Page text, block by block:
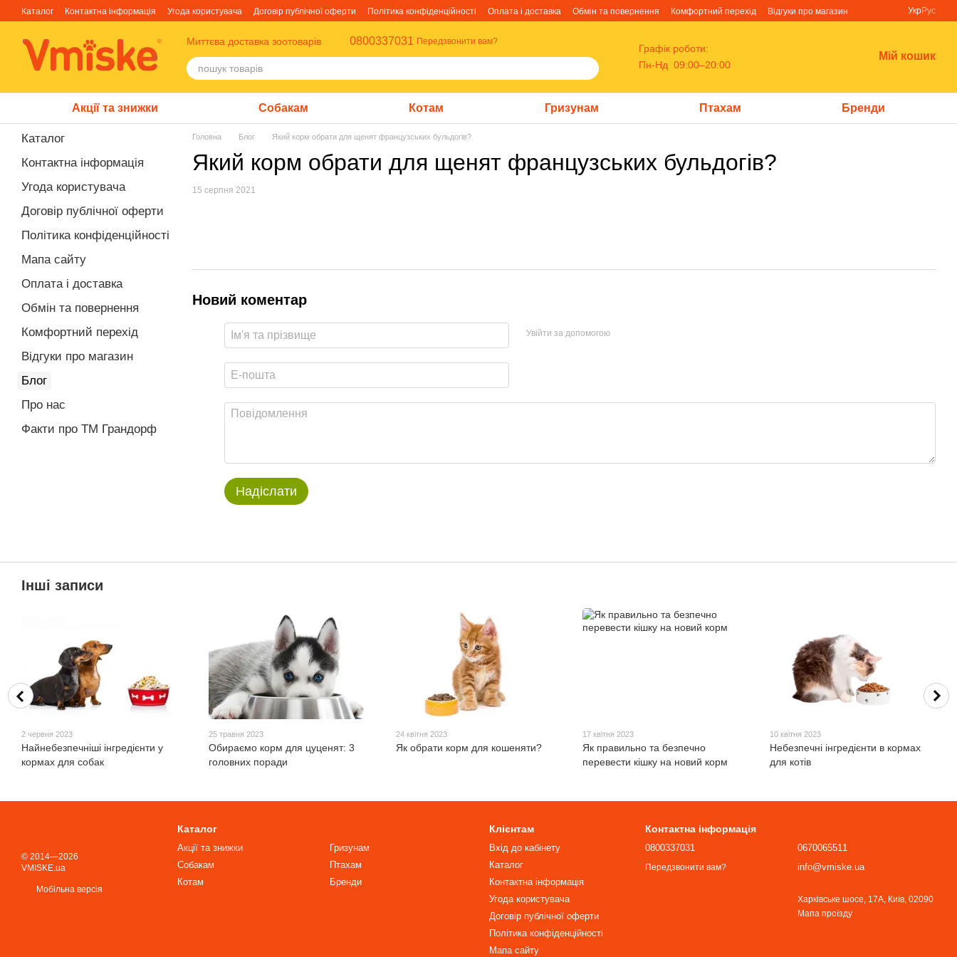
Перейти до основного контенту
Каталог Контактна інформація Угода користувача Договір публічної оферти Політика конфіденційності Оплата і доставка Обмін та повернення Комфортний перехід
Відгуки про магазин
УкрРус
Миттєва доставка зоотоварів 0800337031 Передзвонити вам?
Графік роботи:
Пн-Нд 09:00–20:00
Мій кошик
Акції та знижки Собакам Котам Гризунам Птахам Бренди
Головна Блог Який корм обрати для щенят французських бульдогів?
Який корм обрати для щенят французських бульдогів?
15 серпня 2021
Новий коментар
Увійти за допомогою
Надіслати
Каталог
Контактна інформація
Угода користувача
Договір публічної оферти
Політика конфіденційності
Мапа сайту
Оплата і доставка
Обмін та повернення
Комфортний перехід
Відгуки про магазин
Блог
Про нас
Факти про TM Грандорф
Інші записи
2 червня 2023
Найнебезпечніші інгредієнти у
кормах для собак
25 травня 2023
Обираємо корм для цуценят: 3
головних поради
24 квітня 2023
Як обрати корм для кошеняти?
17 квітня 2023
Як правильно та безпечно
перевести кішку на новий корм
10 квітня 2023
Небезпечні інгредієнти в кормах
для котів
© 2014—2026
VMISKE.ua
Мобільна версія
Каталог
Акції та знижки
Собакам
Котам
Гризунам
Птахам
Бренди
Клієнтам
Вхід до кабінету
Каталог
Контактна інформація
Угода користувача
Договір публічної оферти
Політика конфіденційності
Мапа сайту
Контактна інформація
0800337031
Передзвонити вам?
0670065511
info@vmiske.ua
Харківське шосе, 17А, Київ, 02090
Мапа проїзду